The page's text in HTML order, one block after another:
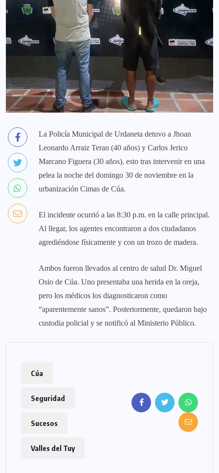
La Policía Municipal de Urdaneta detuvo a Jhoan
Leonardo Arraiz Teran (40 años) y Carlos Jerico
Marcano Figuera (30 años), esto tras intervenir en una
pelea la noche del domingo 30 de noviembre en la
urbanización Cimas de Cúa.
El incidente ocurrió a las 8:30 p.m. en la calle principal.
Al llegar, los agentes encontraron a dos ciudadanos
agrediéndose físicamente y con un trozo de madera.
Ambos fueron llevados al centro de salud Dr. Miguel
Osio de Cúa. Uno presentaba una herida en la oreja,
pero los médicos los diagnosticaron como
“aparentemente sanos”. Posteriormente, quedaron bajo
custodia policial y se notificó al Ministerio Público.
Cúa
Seguridad
Sucesos
Valles del Tuy